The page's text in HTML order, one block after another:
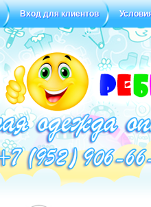
Вход для клиентов